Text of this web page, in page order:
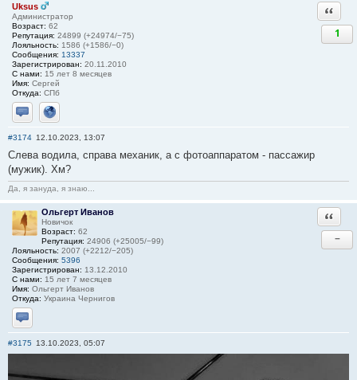
Uksus
Администратор
Возраст: 62
Репутация: 24899 (+24974/−75)
Лояльность: 1586 (+1586/−0)
Сообщения: 13337
Зарегистрирован: 20.11.2010
С нами: 15 лет 8 месяцев
Имя: Сергей
Откуда: СПб
Отправить личное сообщение
Сайт
1
#3174 12.10.2023, 13:07
Слева водила, справа механик, а с фотоаппаратом - пассажир
(мужик). Хм?
Да, я зануда, я знаю...
Ольгерт Иванов
Новичок
Возраст: 62
Репутация: 24906 (+25005/−99)
Лояльность: 2007 (+2212/−205)
Сообщения: 5396
Зарегистрирован: 13.12.2010
С нами: 15 лет 7 месяцев
Имя: Ольгерт Иванов
Откуда: Украина Чернигов
Отправить личное сообщение
−
#3175 13.10.2023, 05:07